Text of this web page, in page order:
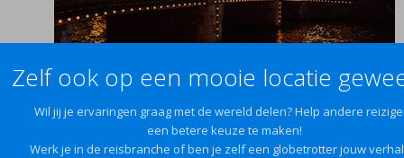
Zelf ook op een mooie locatie
Wil jij je ervaringen graag met de wereld delen? Help andere
een betere keuze te maken!
Werk je in de reisbranche of ben je zelf een globetrotter jouw